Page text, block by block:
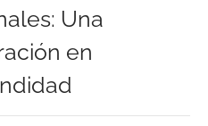
Una
en